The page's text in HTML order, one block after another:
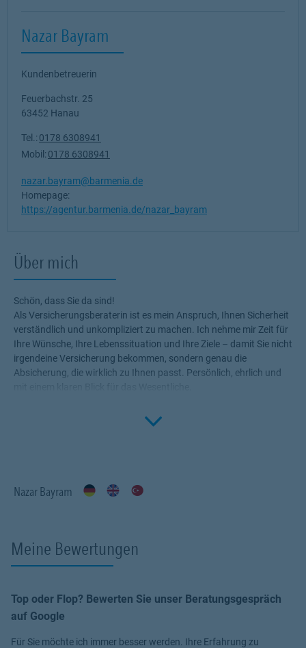
Über mich
Schön, dass Sie da sind!
Als Versicherungsberaterin ist es mein Anspruch, Ihnen Sicherheit
verständlich und unkompliziert zu machen. Ich nehme mir Zeit für
Ihre Wünsche, Ihre Lebenssituation und Ihre Ziele – damit Sie nicht
irgendeine Versicherung bekommen, sondern genau die
Absicherung, die wirklich zu Ihnen passt. Persönlich, ehrlich und
Click to
Nazar Bayram
Nazar Bayram
Kundenbetreuerin
Feuerbachstr. 25
63452 Hanau
Tel.: 0178 6308941
Mobil: 0178 6308941
nazar.bayram@barmenia.de
Homepage:
https://agentur.barmenia.de/nazar_bayram
Meine Bewertungen
Top oder Flop? Bewerten Sie unser Beratungsgespräch
auf Google
Für Sie möchte ich immer besser werden. Ihre Erfahrung zu